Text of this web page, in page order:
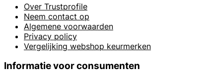
Over Trustprofile
Neem contact op
Algemene voorwaarden
Privacy policy
Vergelijking webshop keurmerken
Informatie voor consumenten